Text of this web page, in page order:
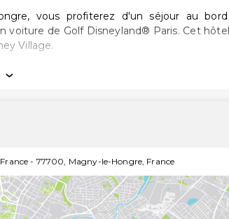
vous profiterez d'un séjour au
Disneyland® Paris. Cet hôtel 4 étoiles se
Village.
invitent à la détente et comprennent un
également une baignoire relaxante
spa de l'établissement, un centre bien-
N'hésitez surtout pas à profiter des
- 77700, Magny-le-Hongre, France